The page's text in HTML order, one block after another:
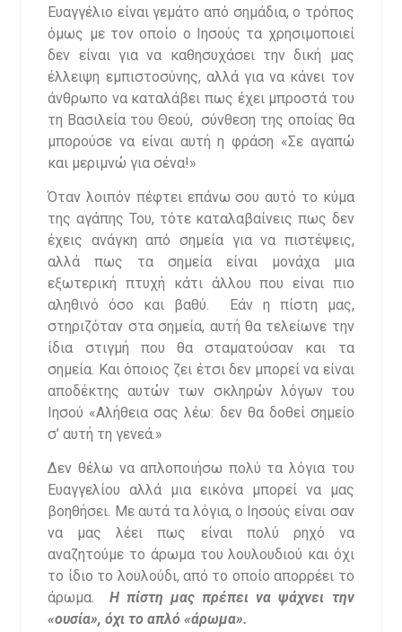
Ευαγγέλιο είναι γεμάτο από σημάδια, ο τρόπος
όμως με τον οποίο ο Ιησούς τα χρησιμοποιεί
δεν είναι για να καθησυχάσει την δική μας
έλλειψη εμπιστοσύνης, αλλά για να κάνει τον
άνθρωπο να καταλάβει πως έχει μπροστά του
τη Βασιλεία του Θεού, σύνθεση της οποίας θα
μπορούσε να είναι αυτή η φράση «Σε αγαπώ
και μεριμνώ για σένα!»
Όταν λοιπόν πέφτει επάνω σου αυτό το κύμα
της αγάπης Του, τότε καταλαβαίνεις πως δεν
έχεις ανάγκη από σημεία για να πιστέψεις,
αλλά πως τα σημεία είναι μονάχα μια
εξωτερική πτυχή κάτι άλλου που είναι πιο
αληθινό όσο και βαθύ. Εάν η πίστη μας,
στηριζόταν στα σημεία, αυτή θα τελείωνε την
ίδια στιγμή που θα σταματούσαν και τα
σημεία. Και όποιος ζει έτσι δεν μπορεί να είναι
αποδέκτης αυτών των σκληρών λόγων του
Ιησού «Αλήθεια σας λέω: δεν θα δοθεί σημείο
σ’ αυτή τη γενεά.»
Δεν θέλω να απλοποιήσω πολύ τα λόγια του
Ευαγγελίου αλλά μια εικόνα μπορεί να μας
βοηθήσει. Με αυτά τα λόγια, ο Ιησούς είναι σαν
να μας λέει πως είναι πολύ ρηχό να
αναζητούμε το άρωμα του λουλουδιού και όχι
το ίδιο το λουλούδι, από το οποίο απορρέει το
άρωμα. Η πίστη μας πρέπει να ψάχνει την
«ουσία», όχι το απλό «άρωμα».